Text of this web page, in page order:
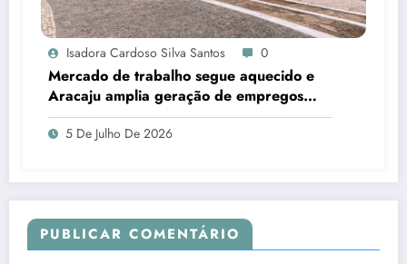
Isadora Cardoso Silva Santos 0
Mercado de trabalho segue aquecido e
Aracaju amplia geração de empregos
formais
5 De Julho De 2026
PUBLICAR COMENTÁRIO